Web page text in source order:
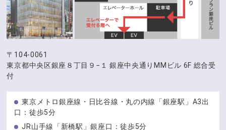
〒104-0061
東京都中央区銀座８丁目９−１ 銀座中央通りMMビル 6F 総合受
付
東京メトロ銀座線・日比谷線・丸の内線「銀座駅」A3出
口：徒歩5分
JR山手線「新橋駅」銀座口：徒歩5分